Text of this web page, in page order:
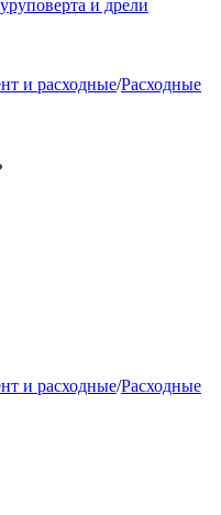
и дрели
и расходные/Расходные
и расходные/Расходные